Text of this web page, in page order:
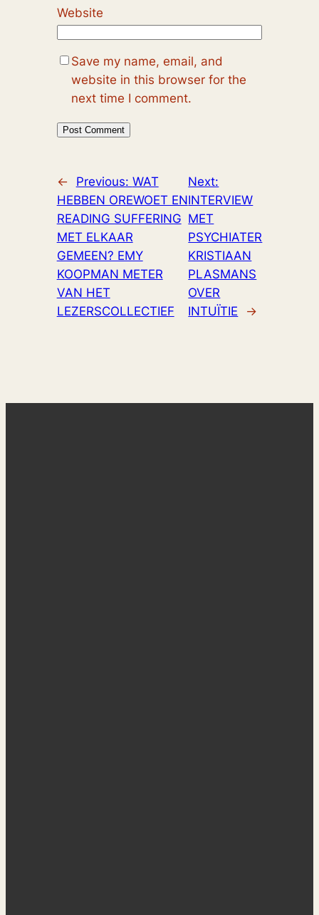
Website
Save my name, email, and
website in this browser for the
next time I comment.
← Previous: WAT
HEBBEN OREWOET EN
READING SUFFERING
MET ELKAAR
GEMEEN? EMY
KOOPMAN METER
VAN HET
LEZERSCOLLECTIEF
Next:
INTERVIEW
MET
PSYCHIATER
KRISTIAAN
PLASMANS
OVER
INTUÏTIE
→